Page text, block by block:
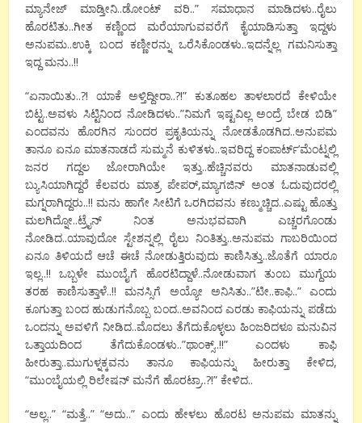
ಮ್ಯಾನೇಜ್ ಮಾಡ್ತೀನಿ..ಡೋಂಟ್ ವರಿ..” ಸಮಾಧಾನ ಮಾಡಿದಳು..ರೈಲು
ಹೊರಟಿತು..ಗೀತ ಕಣ್ಣಿಂದ ಮರೆಯಾಗುವವರೆಗೆ ಕೈಯಾಡಿಸುತ್ತಾ ಇದ್ದಳು
ಅನುಪಮ..ಉಕ್ಕಿ ಬಂದ ಕಣ್ಣೀರನ್ನು ಒರೆಸಿಕೊಂಡಳು..ಇದನ್ನೆಲ್ಲ ಗಮನಿಸುತ್ತಾ
ಇದ್ದ ಮನು..!!
“ಏನಾಯಿತು..?! ಯಾಕೆ ಅಳ್ತಿದ್ದೀರಾ..?!” ಕುತೂಹಲ ತಾಳಲಾರದೆ ಕೇಳಿಯೇ
ಬಿಟ್ಟ..ಅವಳು ಸಿಟ್ಟಿನಿಂದ ನೋಡಿದಳು..”ನಿಮಗೆ ಇಷ್ಟವಿಲ್ಲ ಅಂದ್ರೆ ಬೇಡ ಬಿಡಿ”
ಎಂದವನು ಹೊರಗಿನ ಸುಂದರ ಪ್ರಕೃತಿಯನ್ನು ನೋಡತೊಡಗಿದ..ಅನುಪಮ
ತಾನೂ ಏನೂ ಮಾತನಾಡದೆ ಸುಮ್ಮನೆ ಕುಳಿತಳು..ಇವರಿದ್ದ ಕಂಪಾರ್ಟ್’ಮೆಂಟ್ನಲ್ಲಿ
ಜನರ ಗದ್ದಲ ಜೋರಾಗಿಯೇ ಇತ್ತು..ಹೆಚ್ಚಿನವರು ಮಾತನಾಡುವಲ್ಲಿ
ಬ್ಯುಸಿಯಾಗಿದ್ದರೆ ಕೆಲವರು ಮಾತ್ರ ಪೇಪರ್,ಮ್ಯಾಗಜಿನ್ ಅಂತ ಓದುವುದರಲ್ಲಿ
ಮಗ್ನರಾಗಿದ್ದರು..!! ಮನು ಹಾಗೇ ಸೀಟಿಗೆ ಒರಗಿದವನು ಕಣ್ಮುಚ್ಚಿದ..ಎಷ್ಟು ಹೊತ್ತು
ಮಲಗಿದ್ನೋ..ಟ್ರೈನ್ ನಿಂತ ಅನುಭವವಾಗಿ ಎಚ್ಚರಗೊಂಡು
ನೋಡಿದ..ಯಾವುದೋ ಸ್ಟೇಶನ್ನಲ್ಲಿ ರೈಲು ನಿಂತಿತ್ತು..ಅನುಪಮ ಗಾಬರಿಯಿಂದ
ಏನೂ ತಿಳಿಯದೆ ಆಚೆ ಈಚೆ ನೋಡುತ್ತಿರುವುದು ಕಾಣಿಸಿತ್ತು..ಜೊತೆಗೆ ಯಾರೂ
ಇಲ್ಲ..!! ಒಬ್ಬಳೇ ಮುಂಬೈಗೆ ಹೊರಟಿದ್ದಾಳೆ..ನೋಡುವಾಗ ತುಂಬ ಮುಗ್ದೆಯ
ತರಹ ಕಾಣಿಸುತ್ತಾಳೆ..!! ಮನಸ್ಸಿಗೆ ಅಯ್ಯೋ ಅನಿಸಿತು..”ಟೀ..ಕಾಫಿ..” ಎಂದು
ಕೂಗುತ್ತಾ ಬಂದ ಹುಡುಗನೊಬ್ಬ ಬಂದ..ಅವನಿಂದ ಎರಡು ಕಾಫಿಯನ್ನು ಪಡೆದು
ಒಂದನ್ನು ಅವಳಿಗೆ ನೀಡಿದ..ಮೊದಲು ತೆಗೆದುಕೊಳ್ಳಲು ಹಿಂಜರಿದಳೂ ಮನುವಿನ
ಒತ್ತಾಯದಿಂದ ತೆಗೆದುಕೊಂಡಳು..”ಥಾಂಕ್ಸ್..!!” ಎಂದಳು ಕಾಫಿ
ಹೀರುತ್ತಾ..ಮುಗುಳ್ನಕ್ಕವನು ತಾನೂ ಕಾಫಿಯನ್ನು ಹೀರುತ್ತಾ ಕೇಳಿದ,
“ಮುಂಬೈಯಲ್ಲಿ ರಿಲೇಷನ್ ಮನೆಗೆ ಹೊರಟ್ರಾ..?!” ಕೇಳಿದ..
“ಅಲ್ಲ..” “ಮತ್ತೆ..” “ಅದು..” ಎಂದು ಹೇಳಲು ಹೊರಟ ಅನುಪಮ ಮಾತನ್ನು